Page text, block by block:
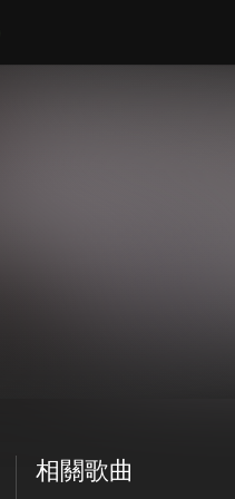
相關歌曲